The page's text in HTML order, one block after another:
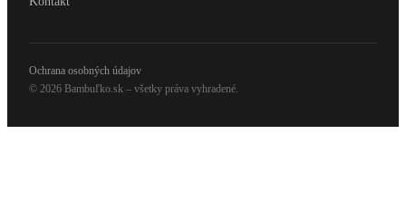
© 2026 Bambuľko.sk – všetky práva vyhradené.
Ochrana osobných údajov